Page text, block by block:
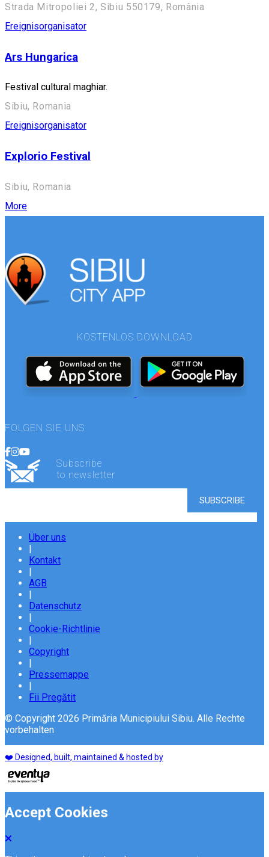
Strada Mitropoliei 2, Sibiu 550179, România
Ereignisorganisator
Ars Hungarica
Festival cultural maghiar.
Sibiu, Romania
Ereignisorganisator
Explorio Festival
Sibiu, Romania
More
KOSTENLOS DOWNLOAD
FOLGEN SIE UNS
Subscribe
to newsletter
Über uns
|
Kontakt
|
AGB
|
Datenschutz
|
Cookie-Richtlinie
|
Copyright
|
Pressemappe
|
Fii Pregătit
© Copyright 2026 Primăria Municipiului Sibiu. Alle Rechte
vorbehalten
❤️ Designed, built, maintained & hosted by
Accept Cookies